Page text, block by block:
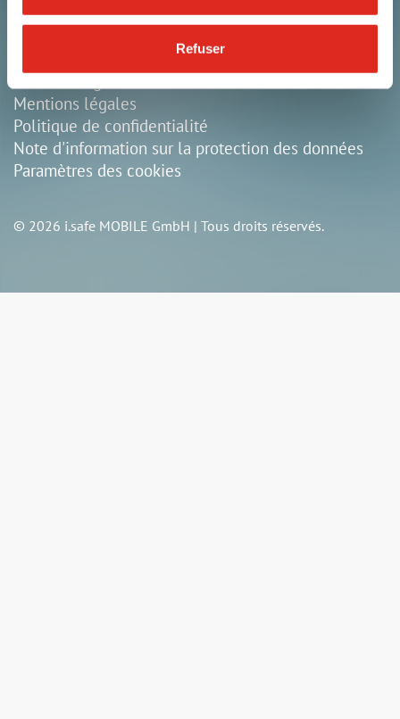
Refuser
info@isafe-mobile.com
Conditions générales
Mentions légales
Politique de confidentialité
Note d'information sur la protection des données
Paramètres des cookies
© 2026 i.safe MOBILE GmbH | Tous droits réservés.